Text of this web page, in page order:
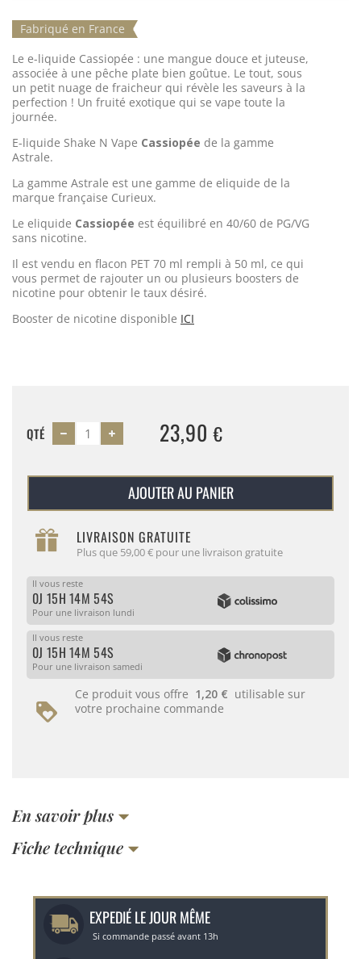
Fabriqué en France
Le e-liquide Cassiopée : une mangue douce et juteuse,
associée à une pêche plate bien goûtue. Le tout, sous
un petit nuage de fraicheur qui révèle les saveurs à la
perfection ! Un fruité exotique qui se vape toute la
journée.
E-liquide Shake N Vape Cassiopée de la gamme
Astrale.
La gamme Astrale est une gamme de eliquide de la
marque française Curieux.
Le eliquide Cassiopée est équilibré en 40/60 de PG/VG
sans nicotine.
Il est vendu en flacon PET 70 ml rempli à 50 ml, ce qui
vous permet de rajouter un ou plusieurs boosters de
nicotine pour obtenir le taux désiré.
Booster de nicotine disponible ICI
QTÉ 23,90€
AJOUTER AU PANIER
LIVRAISON GRATUITE
Plus que 59,00 € pour une livraison gratuite
Il vous reste
0J 15H 14M 54S
Pour une livraison lundi
Il vous reste
0J 15H 14M 54S
Pour une livraison samedi
Ce produit vous offre 1,20 € utilisable sur
votre prochaine commande
En savoir plus
Fiche technique
EXPEDIÉ LE JOUR MÊME
Si commande passé avant 13h